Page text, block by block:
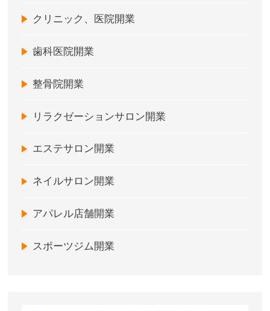
クリニック、医院開業
歯科医院開業
整骨院開業
リラクゼーションサロン開業
エステサロン開業
ネイルサロン開業
アパレル店舗開業
スポーツジム開業